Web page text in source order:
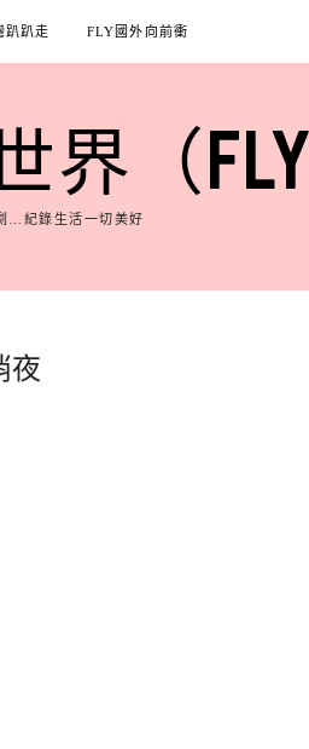
趴趴走 FLY國外向前衝
（
…紀錄生活一切美好
夜